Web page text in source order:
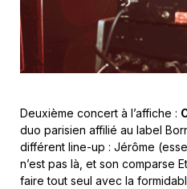
Deuxième concert à l’affiche :
duo parisien affilié au label
différent line-up : Jérôme
n’est pas là, et son comparse
faire tout seul avec la